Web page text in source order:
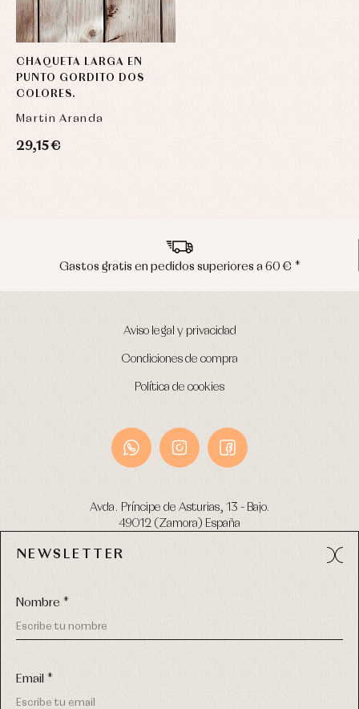
CHAQUETA LARGA EN
PUNTO GORDITO DOS
COLORES.
Martin Aranda
29,15 €
Envíos en península en 24/48 horas
Aviso legal y privacidad
Condiciones de compra
Política de cookies
Avda. Príncipe de Asturias, 13 - Bajo.
49012 (Zamora) España
Tel: 980 049 683
NEWSLETTER
Nombre *
Email *